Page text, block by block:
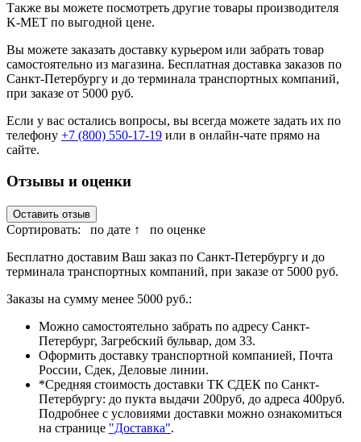
Также вы можете посмотреть другие товары производителя
K-MET по выгодной цене.
Вы можете заказать доставку курьером или забрать товар
самостоятельно из магазина. Бесплатная доставка заказов по
Санкт-Петербургу и до терминала транспортных компаний,
при заказе от 5000 руб.
Если у вас остались вопросы, вы всегда можете задать их по
телефону +7 (800) 550-17-19 или в онлайн-чате прямо на
сайте.
Отзывы и оценки
Оставить отзыв
Сортировать: по дате ↑
по оценке
Бесплатно доставим Ваш заказ по Санкт-Петербургу и до
терминала транспортных компаний, при заказе от 5000 руб.
Заказы на сумму менее 5000 руб.:
Можно самостоятельно забрать по адресу Санкт-
Петербург, Загребский бульвар, дом 33.
Оформить доставку транспортной компанией, Почта
России, Сдек, Деловые линии.
*Средняя стоимость доставки ТК СДЕК по Санкт-
Петербургу: до пукта выдачи 200руб, до адреса 400руб.
Подробнее с условиями доставки можно ознакомиться
на странице "Доставка".